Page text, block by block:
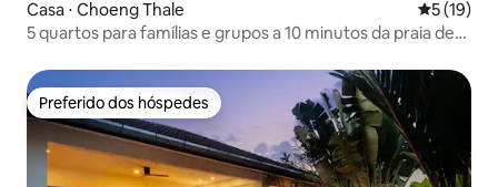
Casa ⋅ Choeng Thale 5 de uma
5 (19)
5 quartos para famílias e grupos a 10 minutos da praia de
Preferido dos hóspedes
Preferido dos hóspedes